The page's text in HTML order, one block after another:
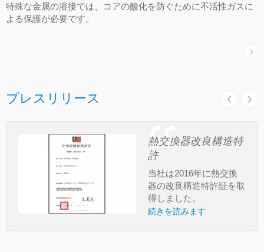
特殊な金属の溶接では、コアの酸化を防ぐために不活性ガスに
よる保護が必要です。
プレスリリース
熱交換器改良構造特
許
当社は2016年に熱交換
器の改良構造特許証を取
得しました。
続きを読みます